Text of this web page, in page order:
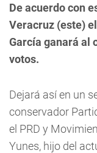
De acuerdo con
Veracruz (este)
García ganará al
votos.
Dejará así en un
conservador
el PRD y
Yunes, hijo del